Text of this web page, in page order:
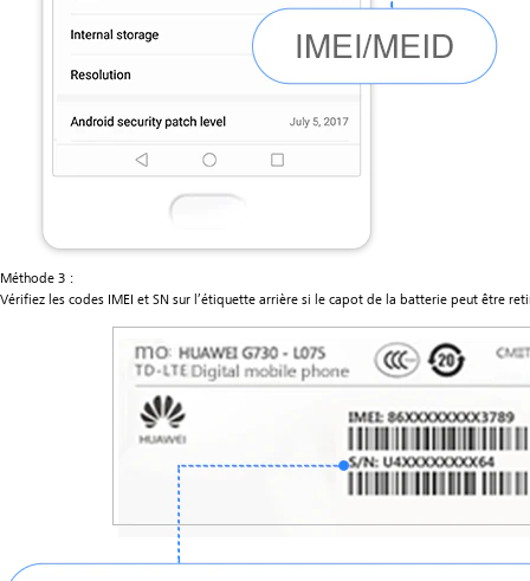
Méthode 3 :
Vérifiez les codes IMEI et SN sur l’étiquette arrière si le capot de la batterie peut être